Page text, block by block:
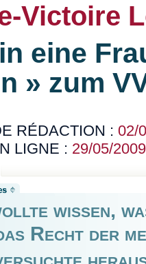
Victoire
eine
» zum
RÉDACTION : 02/
LIGNE : 29/05/2009
wissen,
Recht der